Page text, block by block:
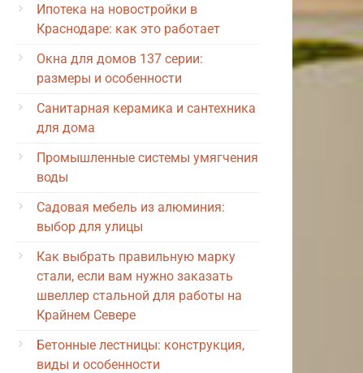
Ипотека на новостройки в
Краснодаре: как это работает
Окна для домов 137 серии:
размеры и особенности
Санитарная керамика и сантехника
для дома
Промышленные системы умягчения
воды
Садовая мебель из алюминия:
выбор для улицы
Как выбрать правильную марку
стали, если вам нужно заказать
швеллер стальной для работы на
Крайнем Севере
Бетонные лестницы: конструкция,
виды и особенности